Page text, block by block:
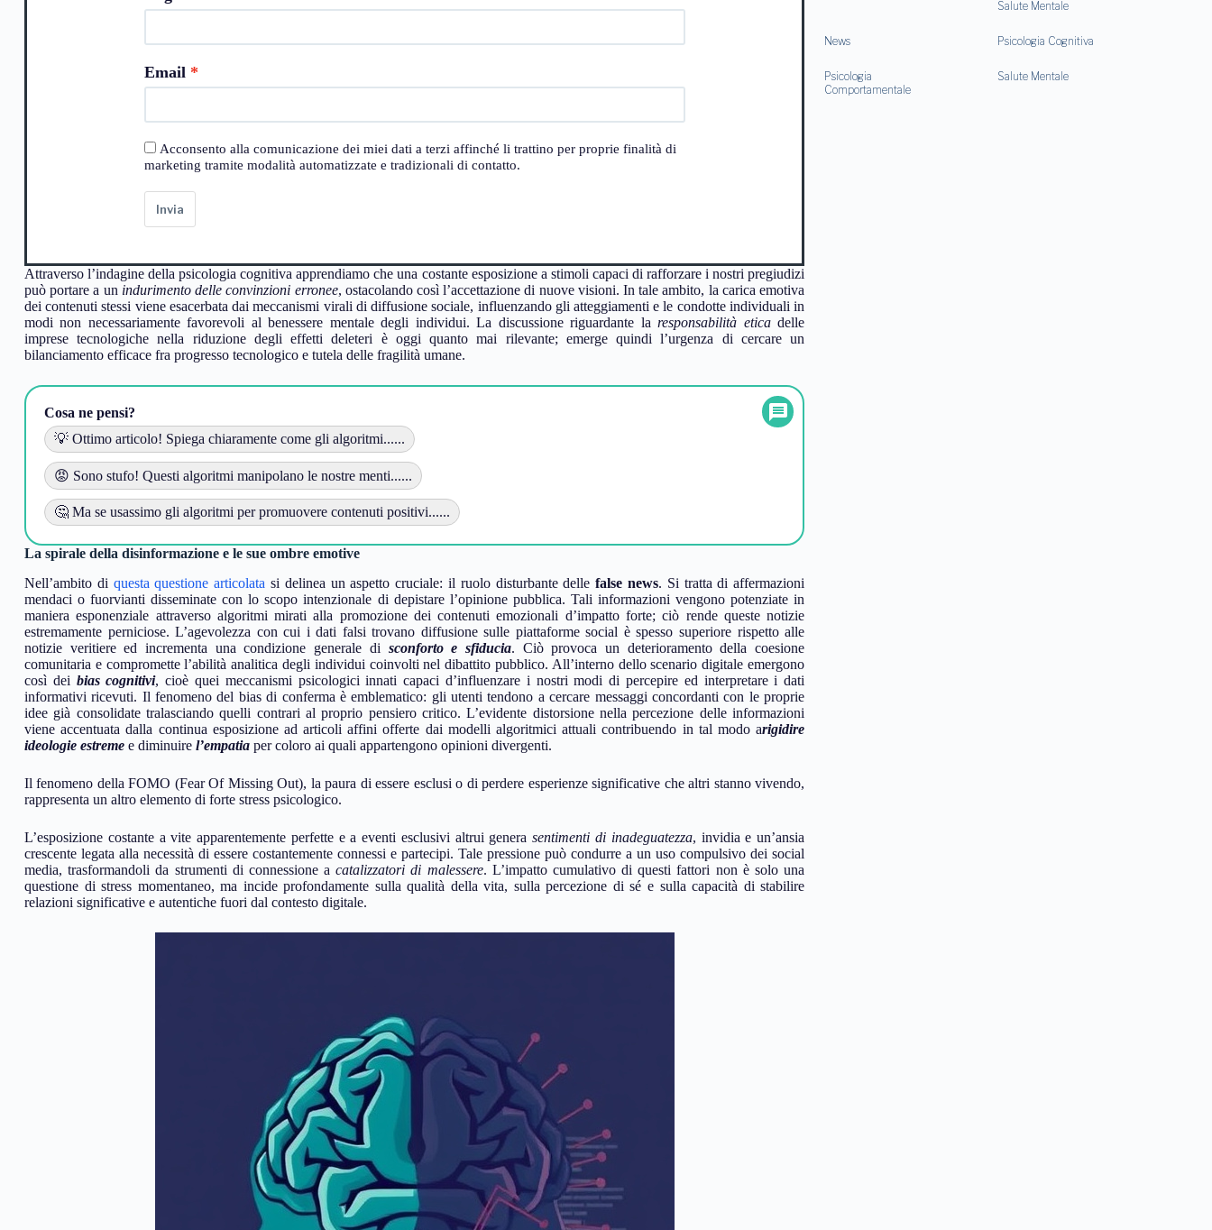
Email
Acconsento alla comunicazione dei miei dati a terzi affinché li trattino per proprie finalità di
marketing tramite modalità automatizzate e tradizionali di contatto.
Invia
Attraverso l’indagine della psicologia cognitiva apprendiamo che una costante esposizione a stimoli capaci di rafforzare i nostri pregiudizi
può portare a un indurimento delle convinzioni erronee, ostacolando così l’accettazione di nuove visioni. In tale ambito, la carica emotiva
dei contenuti stessi viene esacerbata dai meccanismi virali di diffusione sociale, influenzando gli atteggiamenti e le condotte individuali in
modi non necessariamente favorevoli al benessere mentale degli individui. La discussione riguardante laresponsabilità eticadelle
imprese tecnologiche nella riduzione degli effetti deleteri è oggi quanto mai rilevante; emerge quindi l’urgenza di cercare un
bilanciamento efficace fra progresso tecnologico e tutela delle fragilità umane.
Cosa ne pensi?
💡 Ottimo articolo! Spiega chiaramente come gli algoritmi......
😡 Sono stufo! Questi algoritmi manipolano le nostre menti......
🤔 Ma se usassimo gli algoritmi per promuovere contenuti positivi......
La spirale della disinformazione e le sue ombre emotive
Nell’ambito di questa questione articolata si delinea un aspetto cruciale: il ruolo disturbante dellefalse news. Si tratta di affermazioni
mendaci o fuorvianti disseminate con lo scopo intenzionale di depistare l’opinione pubblica. Tali informazioni vengono potenziate in
maniera esponenziale attraverso algoritmi mirati alla promozione dei contenuti emozionali d’impatto forte; ciò rende queste notizie
estremamente perniciose. L’agevolezza con cui i dati falsi trovano diffusione sulle piattaforme social è spesso superiore rispetto alle
notizie veritiere ed incrementa una condizione generale di sconforto e sfiducia. Ciò provoca un deterioramento della coesione
comunitaria e compromette l’abilità analitica degli individui coinvolti nel dibattito pubblico. All’interno dello scenario digitale emergono
così dei bias cognitivi, cioè quei meccanismi psicologici innati capaci d’influenzare i nostri modi di percepire ed interpretare i dati
informativi ricevuti. Il fenomeno del bias di conferma è emblematico: gli utenti tendono a cercare messaggi concordanti con le proprie
idee già consolidate tralasciando quelli contrari al proprio pensiero critico. L’evidente distorsione nella percezione delle informazioni
viene accentuata dalla continua esposizione ad articoli affini offerte dai modelli algoritmici attuali contribuendo in tal modo arigidire
ideologie estreme e diminuire l’empatia per coloro ai quali appartengono opinioni divergenti.
Il fenomeno della FOMO (Fear Of Missing Out), la paura di essere esclusi o di perdere esperienze significative che altri stanno vivendo,
rappresenta un altro elemento di forte stress psicologico.
L’esposizione costante a vite apparentemente perfette e a eventi esclusivi altrui generasentimenti di inadeguatezza, invidia e un’ansia
crescente legata alla necessità di essere costantemente connessi e partecipi. Tale pressione può condurre a un uso compulsivo dei social
media, trasformandoli da strumenti di connessione acatalizzatori di malessere. L’impatto cumulativo di questi fattori non è solo una
questione di stress momentaneo, ma incide profondamente sulla qualità della vita, sulla percezione di sé e sulla capacità di stabilire
relazioni significative e autentiche fuori dal contesto digitale.
Salute Mentale
News Psicologia Cognitiva
Psicologia
Comportamentale
Salute Mentale